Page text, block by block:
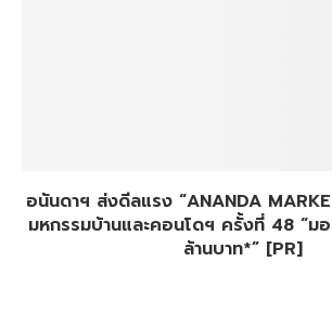
อนันดาฯ ส่งดีลแรง “ANANDA
มหกรรมบ้านและคอนโดฯ ครั้งที่ 48 “ม
ล้านบาท*” [PR]